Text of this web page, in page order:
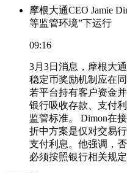
摩根大通CEO Jamie
等监管环境”下运行
09:16
3月3日消息，摩根大
稳定币奖励机制应在
若平台持有客户资金
银行吸收存款、支付
监管标准。 Dimon在
折中方案是仅对交易
支付利息。他强调，
必须按照银行相关规定